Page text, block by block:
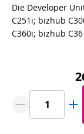
Die Developer
C251i; bizhub
C360i; bizhub